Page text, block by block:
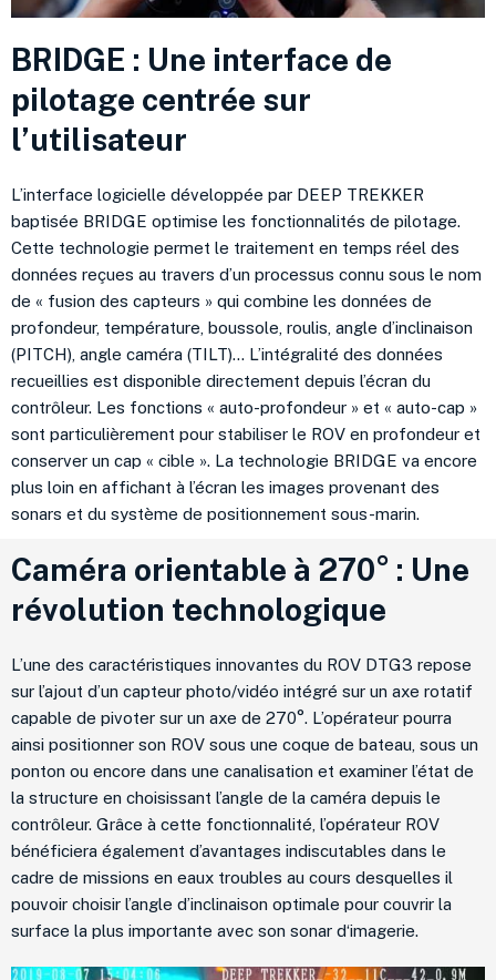
BRIDGE : Une interface de
pilotage centrée sur
l’utilisateur
L’interface logicielle développée par DEEP TREKKER
baptisée BRIDGE optimise les fonctionnalités de pilotage.
Cette technologie permet le traitement en temps réel des
données reçues au travers d’un processus connu sous le nom
de « fusion des capteurs » qui combine les données de
profondeur, température, boussole, roulis, angle d’inclinaison
(PITCH), angle caméra (TILT)… L’intégralité des données
recueillies est disponible directement depuis l’écran du
contrôleur. Les fonctions « auto-profondeur » et « auto-cap »
sont particulièrement pour stabiliser le ROV en profondeur et
conserver un cap « cible ». La technologie BRIDGE va encore
plus loin en affichant à l’écran les images provenant des
sonars et du système de positionnement sous-marin.
Caméra orientable à 270° : Une
révolution technologique
L’une des caractéristiques innovantes du ROV DTG3 repose
sur l’ajout d’un capteur photo/vidéo intégré sur un axe rotatif
capable de pivoter sur un axe de 270°. L’opérateur pourra
ainsi positionner son ROV sous une coque de bateau, sous un
ponton ou encore dans une canalisation et examiner l’état de
la structure en choisissant l’angle de la caméra depuis le
contrôleur. Grâce à cette fonctionnalité, l’opérateur ROV
bénéficiera également d’avantages indiscutables dans le
cadre de missions en eaux troubles au cours desquelles il
pouvoir choisir l’angle d’inclinaison optimale pour couvrir la
surface la plus importante avec son sonar d‘imagerie.